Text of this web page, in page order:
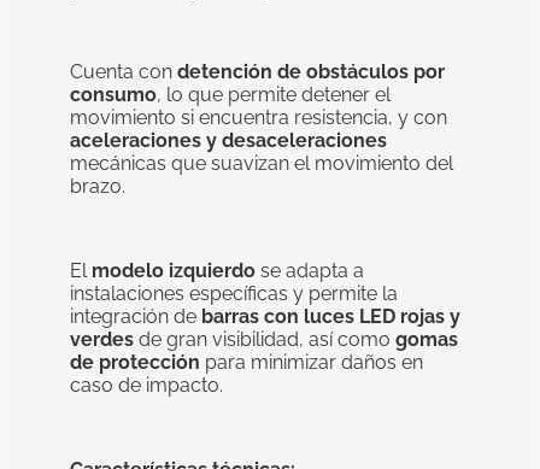
Cuenta con detención de obstáculos por
consumo, lo que permite detener el
movimiento si encuentra resistencia, y con
aceleraciones y desaceleraciones
mecánicas que suavizan el movimiento del
brazo.
El modelo izquierdo se adapta a
instalaciones específicas y permite la
integración de barras con luces LED rojas y
verdes de gran visibilidad, así como gomas
de protección para minimizar daños en
caso de impacto.